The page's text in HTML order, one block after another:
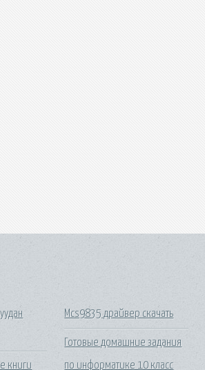
книги
Mcs9835 драйвер скачать
Готовые домашние задания
по информатике 10 класс